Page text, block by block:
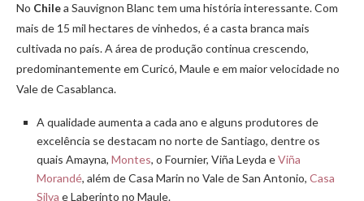
No Chilea Sauvignon Blanc tem uma história interessante. Com
mais de 15 mil hectares de vinhedos, é a casta branca mais
cultivada no país. A área de produção continua crescendo,
predominantemente em Curicó, Maule e em maior velocidade no
Vale de Casablanca.
A qualidade aumenta a cada ano e alguns produtores de
excelência se destacam no norte de Santiago, dentre os
quais Amayna, Montes, o Fournier, Viña Leyda eViña
Morandé, além de Casa Marin no Vale de San Antonio, Casa
Silva e Laberinto no Maule.